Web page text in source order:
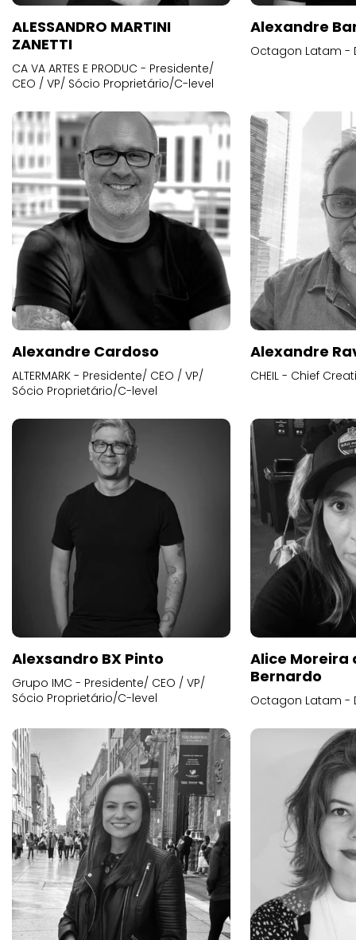
ALESSANDRO MARTINI
ZANETTI
CA VA ARTES E PRODUC - Presidente/
CEO / VP/ Sócio Proprietário/C-level
Alexandre
Octagon Latam -
Alexandre Cardoso
ALTERMARK - Presidente/ CEO / VP/
Sócio Proprietário/C-level
Alexandre
CHEIL - Chief
Alexsandro BX Pinto
Grupo IMC - Presidente/ CEO / VP/
Sócio Proprietário/C-level
Alice
Bernardo
Octagon Latam -